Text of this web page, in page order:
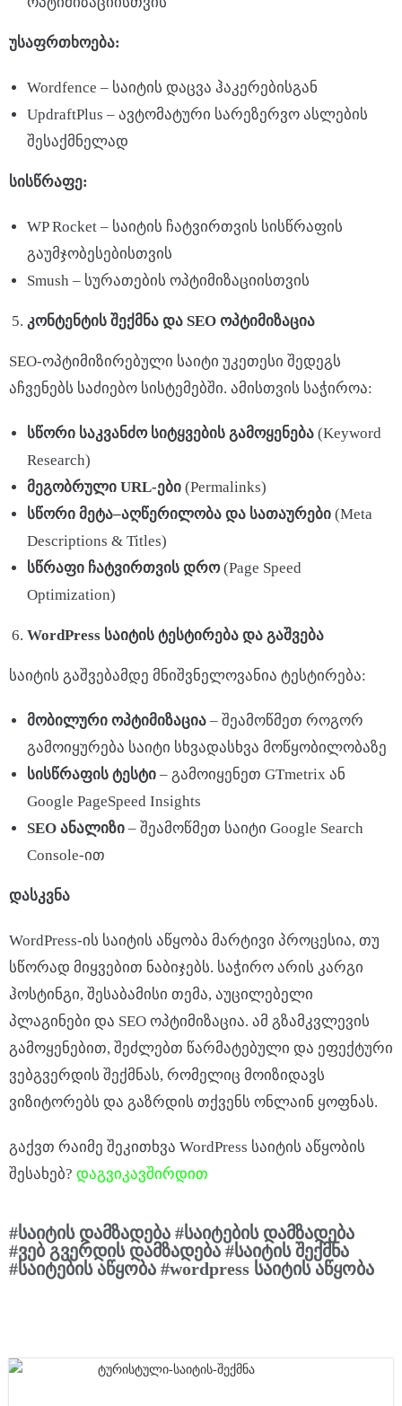
უსაფრთხოება:
Wordfence – საიტის დაცვა ჰაკერებისგან
UpdraftPlus – ავტომატური სარეზერვო ასლების
შესაქმნელად
სისწრაფე:
WP Rocket – საიტის ჩატვირთვის სისწრაფის
გაუმჯობესებისთვის
Smush – სურათების ოპტიმიზაციისთვის
კონტენტის შექმნა და SEO ოპტიმიზაცია
SEO-ოპტიმიზირებული საიტი უკეთესი შედეგს
აჩვენებს საძიებო სისტემებში. ამისთვის საჭიროა:
სწორი საკვანძო სიტყვების გამოყენება (Keyword
Research)
მეგობრული URL-ები (Permalinks)
სწორი მეტა–აღწერილობა და სათაურები (Meta
Descriptions & Titles)
სწრაფი ჩატვირთვის დრო(Page Speed
Optimization)
WordPress საიტის ტესტირება და გაშვება
საიტის გაშვებამდე მნიშვნელოვანია ტესტირება:
მობილური ოპტიმიზაცია – შეამოწმეთ როგორ
გამოიყურება საიტი სხვადასხვა მოწყობილობაზე
სისწრაფის ტესტი – გამოიყენეთ GTmetrix ან
Google PageSpeed Insights
SEO ანალიზი – შეამოწმეთ საიტი Google Search
Console-ით
დასკვნა
WordPress-ის საიტის აწყობა მარტივი პროცესია, თუ
სწორად მიყვებით ნაბიჯებს. საჭირო არის კარგი
ჰოსტინგი, შესაბამისი თემა, აუცილებელი
პლაგინები და SEO ოპტიმიზაცია. ამ გზამკვლევის
გამოყენებით, შეძლებთ წარმატებული და ეფექტური
ვებგვერდის შექმნას, რომელიც მოიზიდავს
ვიზიტორებს და გაზრდის თქვენს ონლაინ ყოფნას.
გაქვთ რაიმე შეკითხვა WordPress საიტის აწყობის
შესახებ? დაგვიკავშირდით
#საიტის დამზადება #საიტების დამზადება
#ვებ გვერდის დამზადება #საიტის შექმნა
#საიტების აწყობა #wordpress საიტის აწყობა